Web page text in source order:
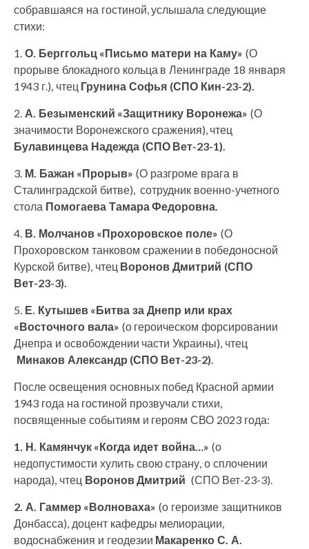
собравшаяся на гостиной, услышала следующие
стихи:
1. О. Берггольц «Письмо матери на Каму» (О
прорыве блокадного кольца в Ленинграде 18 января
1943 г.), чтец Грунина Софья (СПО Кин-23-2).
2. А. Безыменский «Защитнику Воронежа» (О
значимости Воронежского сражения), чтец
Булавинцева Надежда (СПО Вет-23-1).
3. М. Бажан «Прорыв» (О разгроме врага в
Сталинградской битве), сотрудник военно-учетного
стола Помогаева Тамара Федоровна.
4. В. Молчанов «Прохоровское поле» (О
Прохоровском танковом сражении в победоносной
Курской битве), чтец Воронов Дмитрий (СПО
Вет-23-3).
5. Е. Кутышев «Битва за Днепр или крах
«Восточного вала» (о героическом форсировании
Днепра и освобождении части Украины), чтец
Минаков Александр (СПО Вет-23-2).
После освещения основных побед Красной армии
1943 года на гостиной прозвучали стихи,
посвященные событиям и героям СВО 2023 года:
1. Н. Камянчук «Когда идет война…» (о
недопустимости хулить свою страну, о сплочении
народа), чтец Воронов Дмитрий (СПО Вет-23-3).
2. А. Гаммер «Волноваха» (о героизме защитников
Донбасса), доцент кафедры мелиорации,
водоснабжения и геодезии Макаренко С. А.